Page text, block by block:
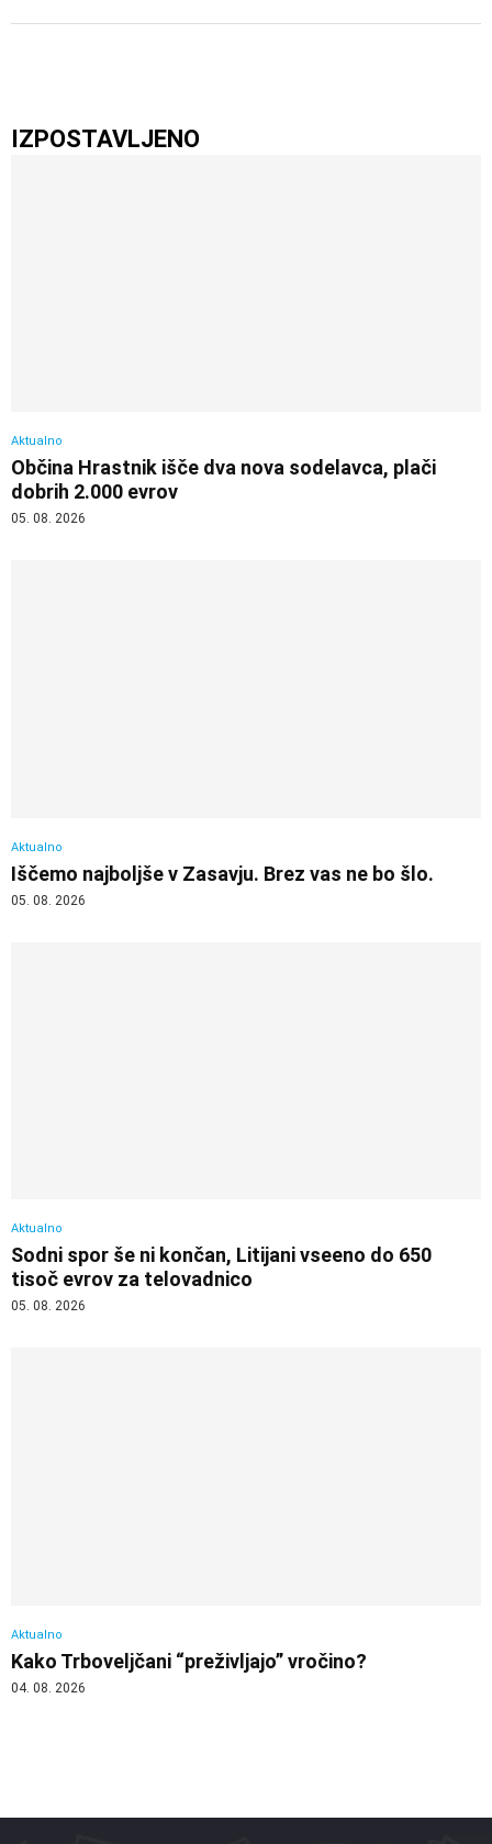
IZPOSTAVLJENO
Aktualno
Občina Hrastnik išče dva nova sodelavca, plači
dobrih 2.000 evrov
05. 08. 2026
Aktualno
Iščemo najboljše v Zasavju. Brez vas ne bo šlo.
05. 08. 2026
Aktualno
Sodni spor še ni končan, Litijani vseeno do 650
tisoč evrov za telovadnico
05. 08. 2026
Aktualno
Kako Trboveljčani “preživljajo” vročino?
04. 08. 2026